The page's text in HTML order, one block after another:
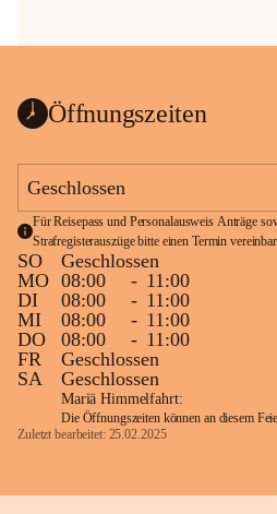
Öffnungszeiten
Geschlossen
Für Reisepass und Personalausweis Anträge
Strafregisterauszüge bitte einen Termin
SO
Geschlossen
MO 08:00 - 11:00
DI
08:00 - 11:00
MI
08:00 - 11:00
DO
08:00 - 11:00
FR
Geschlossen
SA
Geschlossen
Mariä Himmelfahrt:
Die Öffnungszeiten können an diesem
Zuletzt bearbeitet: 25.02.2025